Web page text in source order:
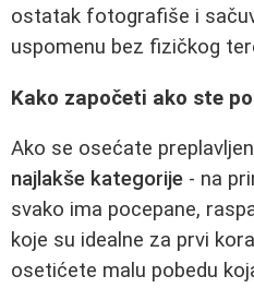
ostatak fotografiše i
uspomenu bez fizičkog
Kako započeti ako ste
Ako se osećate
najlakše kategorije - na
svako ima pocepane,
koje su idealne za prvi
osetićete malu pobedu